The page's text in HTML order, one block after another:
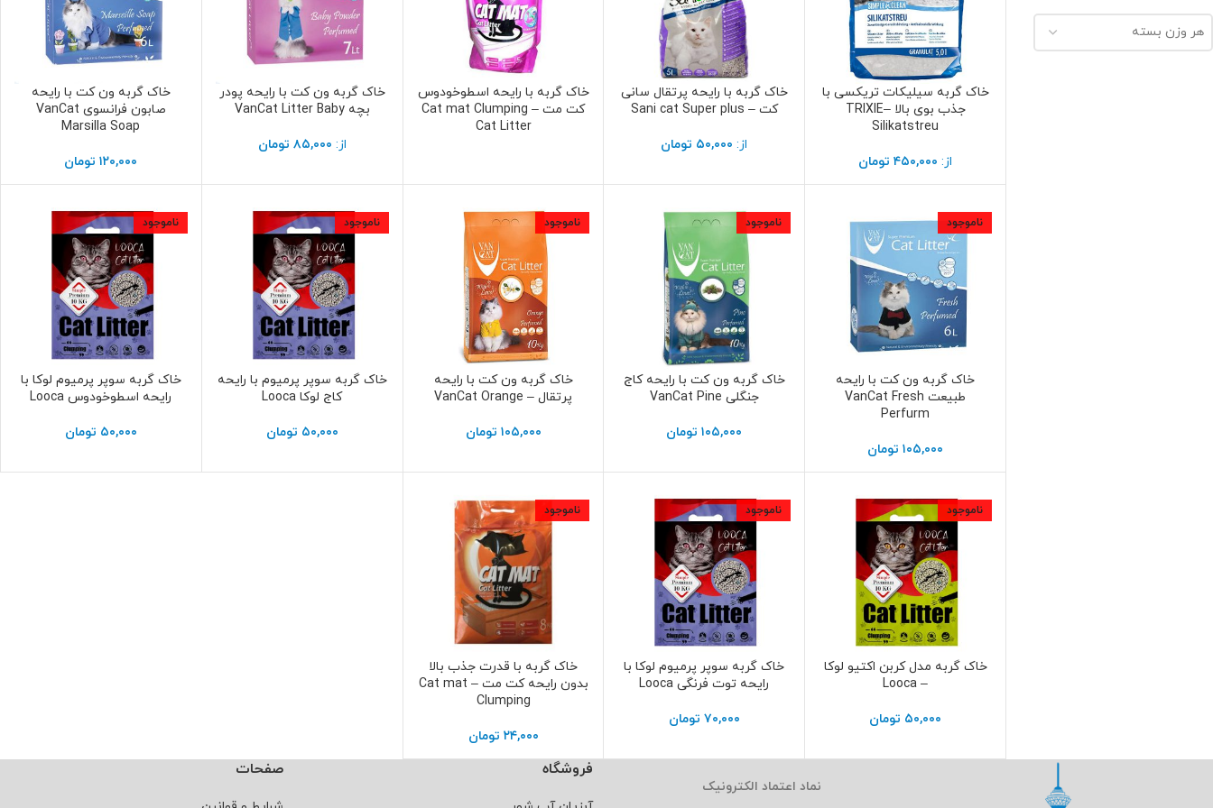
هر وزن بسته
انتخاب گزینه ها
خاک گربه سیلیکات تریکسی با
جذب بوی بالا –TRIXIE
Silikatstreu
از: ۴۵۰,۰۰۰ تومان
انتخاب گزینه ها
خاک گربه با رایحه پرتقال سانی
کت – Sani cat Super plus
از: ۵۰,۰۰۰ تومان
اطلاعات بیشتر
خاک گربه با رایحه اسطوخودوس
کت مت – Cat mat Clumping
Cat Litter
انتخاب گزینه ها
خاک گربه ون کت با رایحه پودر
بچه VanCat Litter Baby
از: ۸۵,۰۰۰ تومان
انتخاب گزینه ها
خاک گربه ون کت با رایحه
صابون فرانسوی VanCat
Marsilla Soap
۱۲۰,۰۰۰ تومان
ناموجود
انتخاب گزینه ها
خاک گربه ون کت با رایحه
طبیعت VanCat Fresh
Perfurm
۱۰۵,۰۰۰ تومان
ناموجود
اطلاعات بیشتر
خاک گربه ون کت با رایحه کاج
جنگلی VanCat Pine
۱۰۵,۰۰۰ تومان
ناموجود
اطلاعات بیشتر
خاک گربه ون کت با رایحه
پرتقال – VanCat Orange
۱۰۵,۰۰۰ تومان
ناموجود
اطلاعات بیشتر
خاک گربه سوپر پرمیوم با رایحه
کاج لوکا Looca
۵۰,۰۰۰ تومان
ناموجود
اطلاعات بیشتر
خاک گربه سوپر پرمیوم لوکا با
رایحه اسطوخودوس Looca
۵۰,۰۰۰ تومان
ناموجود
اطلاعات بیشتر
خاک گربه مدل کربن اکتیو لوکا
– Looca
۵۰,۰۰۰ تومان
ناموجود
اطلاعات بیشتر
خاک گربه سوپر پرمیوم لوکا با
رایحه توت فرنگی Looca
۷۰,۰۰۰ تومان
ناموجود
اطلاعات بیشتر
خاک گربه با قدرت جذب بالا
بدون رایحه کت مت – Cat mat
Clumping
۲۴,۰۰۰ تومان
نماد اعتماد الکترونیک
فروشگاه صفحات